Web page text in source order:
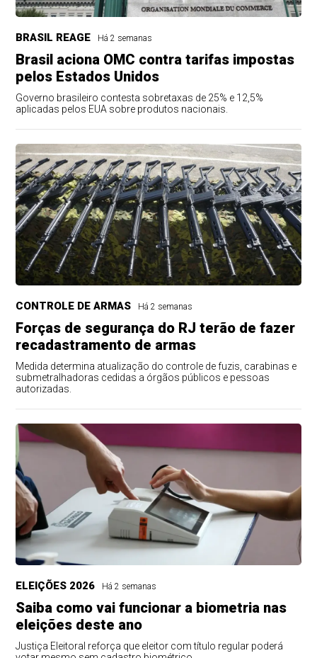
BRASIL REAGE Há 2 semanas
Brasil aciona OMC contra tarifas impostas
pelos Estados Unidos
Governo brasileiro contesta sobretaxas de 25% e 12,5%
aplicadas pelos EUA sobre produtos nacionais.
CONTROLE DE ARMAS Há 2 semanas
Forças de segurança do RJ terão de fazer
recadastramento de armas
Medida determina atualização do controle de fuzis, carabinas e
submetralhadoras cedidas a órgãos públicos e pessoas
autorizadas.
ELEIÇÕES 2026 Há 2 semanas
Saiba como vai funcionar a biometria nas
eleições deste ano
Justiça Eleitoral reforça que eleitor com título regular poderá